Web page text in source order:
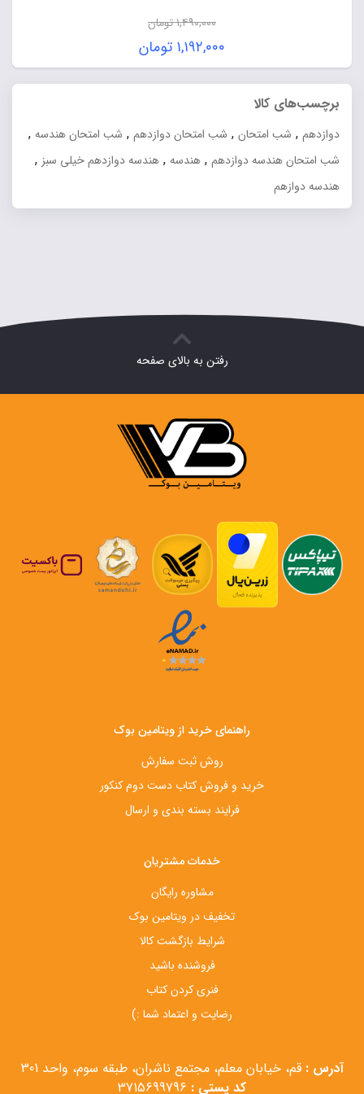
۱,۴۹۰,۰۰۰تومان
قیمت
اصلی:
۱,۴۹۰,۰۰۰ تومان
۱,۱۹۲,۰۰۰ تومان
قیمت
فعلی:
برچسب‌های کالا
دوازدهم , شب امتحان , شب امتحان دوازدهم , شب امتحان هندسه ,
شب امتحان هندسه دوازدهم , هندسه , هندسه دوازدهم خیلی سبز ,
هندسه دوازهم
رفتن به بالای صفحه
راهنمای خرید از ویتامین بوک
روش ثبت سفارش
خرید و فروش کتاب دست‌ دوم کنکور
فرایند بسته بندی و ارسال
خدمات مشتریان
مشاوره رایگان
تخفیف در ویتامین بوک
شرایط بازگشت کالا
فروشنده باشید
فنری کردن کتاب
رضایت و اعتماد شما :)
آدرس : قم، خیابان معلم، مجتمع ناشران، طبقه سوم، واحد 301
کد پستی :